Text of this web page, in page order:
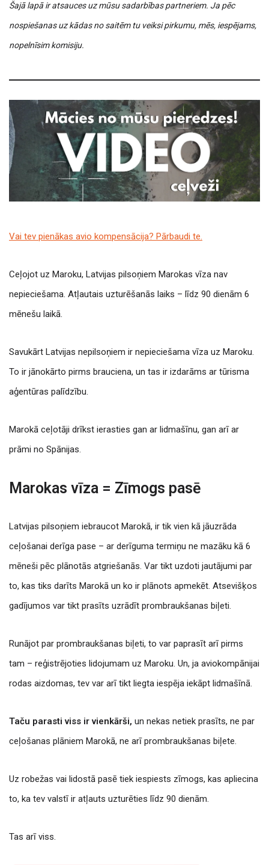
Šajā lapā ir atsauces uz mūsu sadarbības partneriem. Ja pēc
nospiešanas uz kādas no saitēm tu veiksi pirkumu, mēs, iespējams,
nopelnīsim komisiju.
Vai tev pienākas avio kompensācija? Pārbaudi te.
Ceļojot uz Maroku, Latvijas pilsoņiem Marokas vīza nav
nepieciešama. Atļautais uzturēšanās laiks – līdz 90 dienām 6
mēnešu laikā.
Savukārt Latvijas nepilsoņiem ir nepieciešama vīza uz Maroku.
To ir jānokārto pirms brauciena, un tas ir izdarāms ar tūrisma
aģentūras palīdzību.
Marokā ceļotāji drīkst ierasties gan ar lidmašīnu, gan arī ar
prāmi no Spānijas.
Marokas vīza = Zīmogs pasē
Latvijas pilsoņiem iebraucot Marokā, ir tik vien kā jāuzrāda
ceļošanai derīga pase – ar derīguma termiņu ne mazāku kā 6
mēneši pēc plānotās atgriešanās. Var tikt uzdoti jautājumi par
to, kas tiks darīts Marokā un ko ir plānots apmekēt. Atsevišķos
gadījumos var tikt prasīts uzrādīt prombraukšanas biļeti.
Runājot par prombraukšanas biļeti, to var paprasīt arī pirms
tam – reģistrējoties lidojumam uz Maroku. Un, ja aviokompānijai
rodas aizdomas, tev var arī tikt liegta iespēja iekāpt lidmašīnā.
Taču parasti viss ir vienkārši, un nekas netiek prasīts, ne par
ceļošanas plāniem Marokā, ne arī prombraukšanas biļete.
Uz robežas vai lidostā pasē tiek iespiests zīmogs, kas apliecina
to, ka tev valstī ir atļauts uzturēties līdz 90 dienām.
Tas arī viss.